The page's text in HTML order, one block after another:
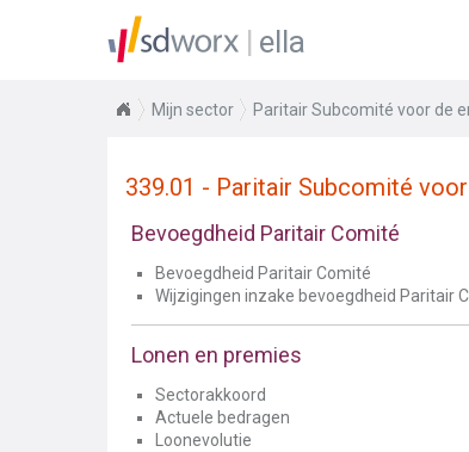
ella
Mijn sector Paritair Subcomité voor de
339.01 - Paritair Subcomité
Bevoegdheid Paritair Comité
Bevoegdheid Paritair Comité
Wijzigingen inzake bevoegdheid Paritair
Lonen en premies
Sectorakkoord
Actuele bedragen
Loonevolutie